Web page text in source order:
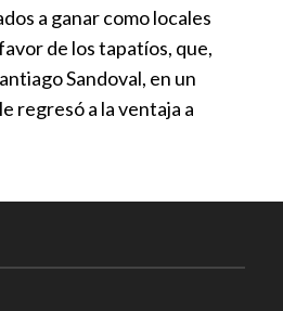
un gol y
América
a ganar como locales
de los tapatíos, que,
Sandoval, en un
regresó a la ventaja a